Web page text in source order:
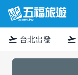
flight_takeoff 台北出發 flight_takeoff